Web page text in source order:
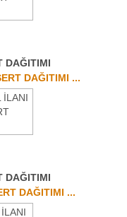
DAĞITIMI
DAĞITIMI ...
DAĞITIMI
DAĞITIMI ...